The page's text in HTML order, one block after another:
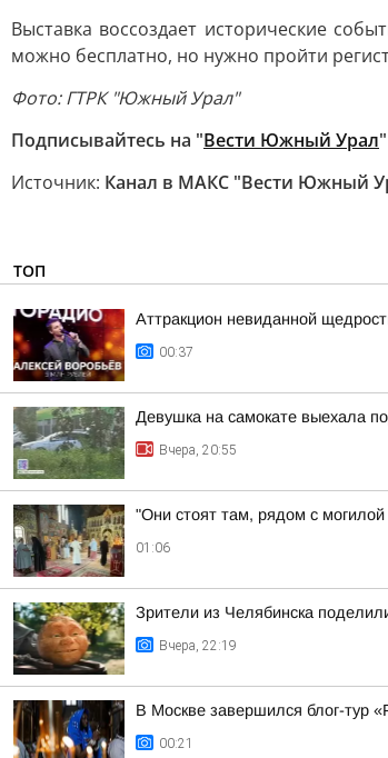
Выставка воссоздает исторические
можно бесплатно, но нужно пройти
Фото: ГТРК "Южный Урал"
Подписывайтесь на "Вести Южный Урал
Источник: Канал в МАКС "Вести Южный
ТОП
Аттракцион невиданной
00:37
Девушка на самокате выехала
Вчера, 20:55
"Они стоят там, рядом с могилой
01:06
Зрители из Челябинска
Вчера, 22:19
В Москве завершился блог-тур
00:21